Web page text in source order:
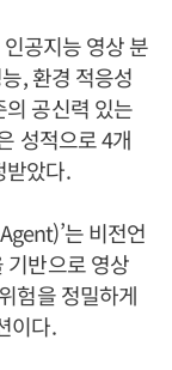
공지능 영상 분
, 환경 적응성
공신력 있는
성적으로 4개
받았다.
는 비전언
반으로 영상
험을 정밀하게
이다.